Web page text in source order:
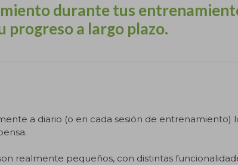
durante tus
progreso a largo plazo.
a diario (o en cada sesión de entrenamiento)
realmente pequeños, con distintas
britanico en One9club Torneo OMEGA en